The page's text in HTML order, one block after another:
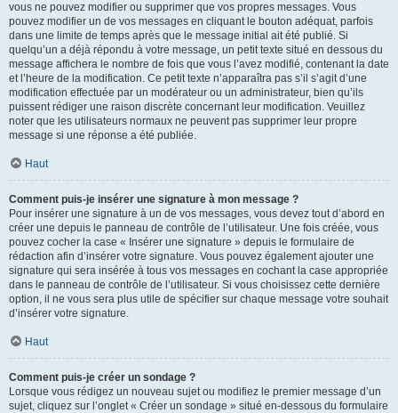
vous ne pouvez modifier ou supprimer que vos propres messages. Vous
pouvez modifier un de vos messages en cliquant le bouton adéquat, parfois
dans une limite de temps après que le message initial ait été publié. Si
quelqu’un a déjà répondu à votre message, un petit texte situé en dessous du
message affichera le nombre de fois que vous l’avez modifié, contenant la date
et l’heure de la modification. Ce petit texte n’apparaîtra pas s’il s’agit d’une
modification effectuée par un modérateur ou un administrateur, bien qu’ils
puissent rédiger une raison discrète concernant leur modification. Veuillez
noter que les utilisateurs normaux ne peuvent pas supprimer leur propre
message si une réponse a été publiée.
Haut
Comment puis-je insérer une signature à mon message ?
Pour insérer une signature à un de vos messages, vous devez tout d’abord en
créer une depuis le panneau de contrôle de l’utilisateur. Une fois créée, vous
pouvez cocher la case « Insérer une signature » depuis le formulaire de
rédaction afin d’insérer votre signature. Vous pouvez également ajouter une
signature qui sera insérée à tous vos messages en cochant la case appropriée
dans le panneau de contrôle de l’utilisateur. Si vous choisissez cette dernière
option, il ne vous sera plus utile de spécifier sur chaque message votre souhait
d’insérer votre signature.
Haut
Comment puis-je créer un sondage ?
Lorsque vous rédigez un nouveau sujet ou modifiez le premier message d’un
sujet, cliquez sur l’onglet « Créer un sondage » situé en-dessous du formulaire